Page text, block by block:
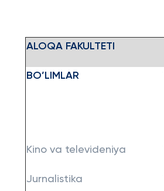
ALOQA FAKULTETI
BO’LIMLAR
Kino va televideniya
Jurnalistika